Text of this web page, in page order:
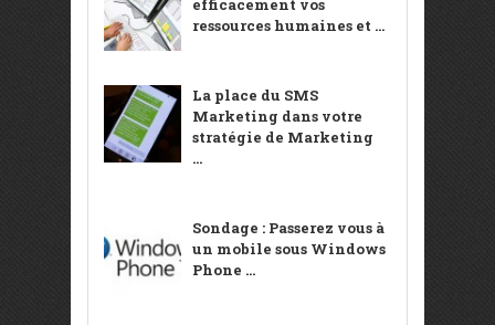
efficacement vos
ressources humaines et ...
La place du SMS
Marketing dans votre
stratégie de Marketing
...
Sondage : Passerez vous à
un mobile sous Windows
Phone ...